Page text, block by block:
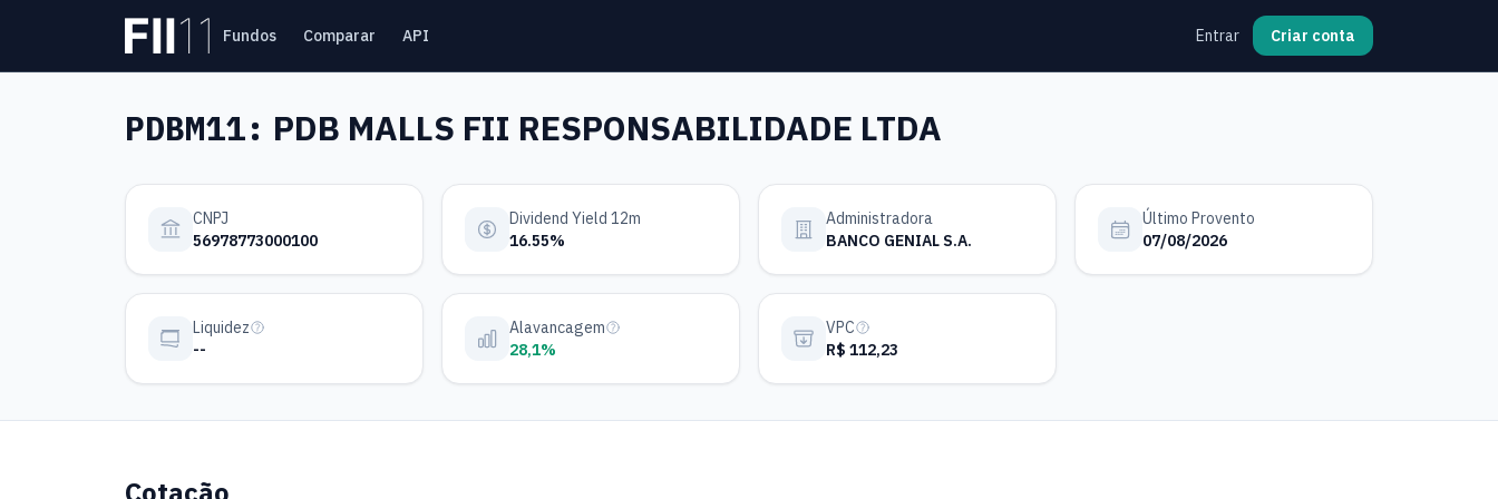
Pular para o conteúdo principal
Estatística FII
Fundos Comparar API Entrar Criar conta
PDBM11: PDB MALLS FII RESPONSABILIDADE LTDA
CNPJ
56978773000100
Dividend Yield 12m
16.55%
Administradora
BANCO GENIAL S.A.
Último Provento
07/08/2026
Liquidez
--
Alavancagem
28,1%
VPC
R$ 112,23